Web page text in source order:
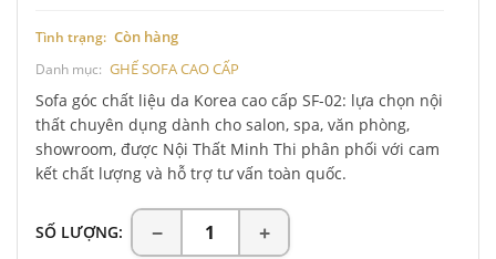
Tình trạng: Còn hàng
Danh mục: GHẾ SOFA CAO CẤP
Sofa góc chất liệu da Korea cao cấp SF-02: lựa chọn nội
thất chuyên dụng dành cho salon, spa, văn phòng,
showroom, được Nội Thất Minh Thi phân phối với cam
kết chất lượng và hỗ trợ tư vấn toàn quốc.
SỐ LƯỢNG: